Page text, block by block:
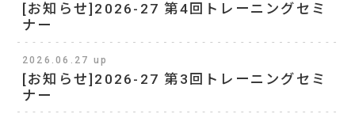
[お知らせ]2026-27 第4回トレーニングセミ
ナー
2026.06.27 up
[お知らせ]2026-27 第3回トレーニングセミ
ナー